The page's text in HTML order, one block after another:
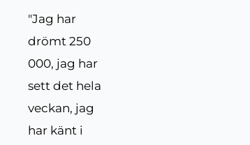
"Jag har
drömt 250
000, jag har
sett det hela
veckan, jag
har känt i